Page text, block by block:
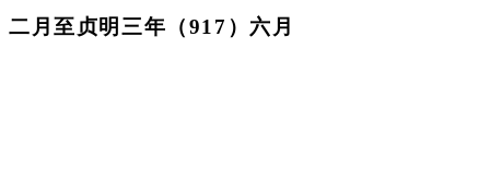
二月至贞明三年（917）六月